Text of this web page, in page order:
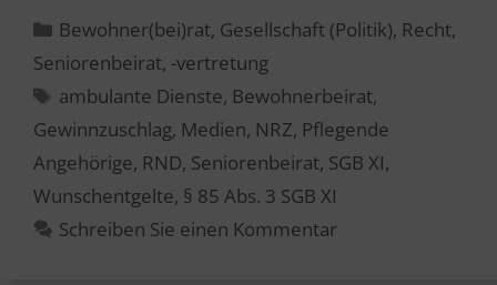
Kategorien
Bewohner(bei)rat, Gesellschaft (Politik), Recht,
Seniorenbeirat, -vertretung
Schlagwörter
ambulante Dienste, Bewohnerbeirat,
Gewinnzuschlag, Medien, NRZ, Pflegende
Angehörige, RND, Seniorenbeirat, SGB XI,
Wunschentgelte, § 85 Abs. 3 SGB XI
Schreiben Sie einen Kommentar